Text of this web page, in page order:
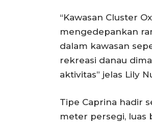
“Kawasan Cluster
mengedepankan
dalam kawasan
rekreasi danau
aktivitas” jelas Lily
Tipe Caprina hadir
meter persegi, luas